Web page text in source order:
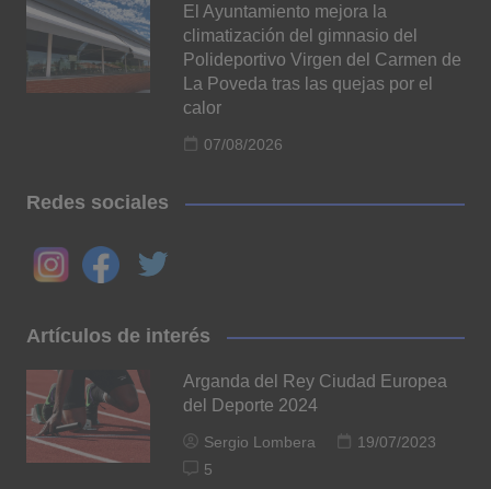
El Ayuntamiento mejora la
climatización del gimnasio del
Polideportivo Virgen del Carmen de
La Poveda tras las quejas por el
calor
07/08/2026
Redes sociales
Artículos de interés
Arganda del Rey Ciudad Europea
del Deporte 2024
Sergio Lombera
19/07/2023
5